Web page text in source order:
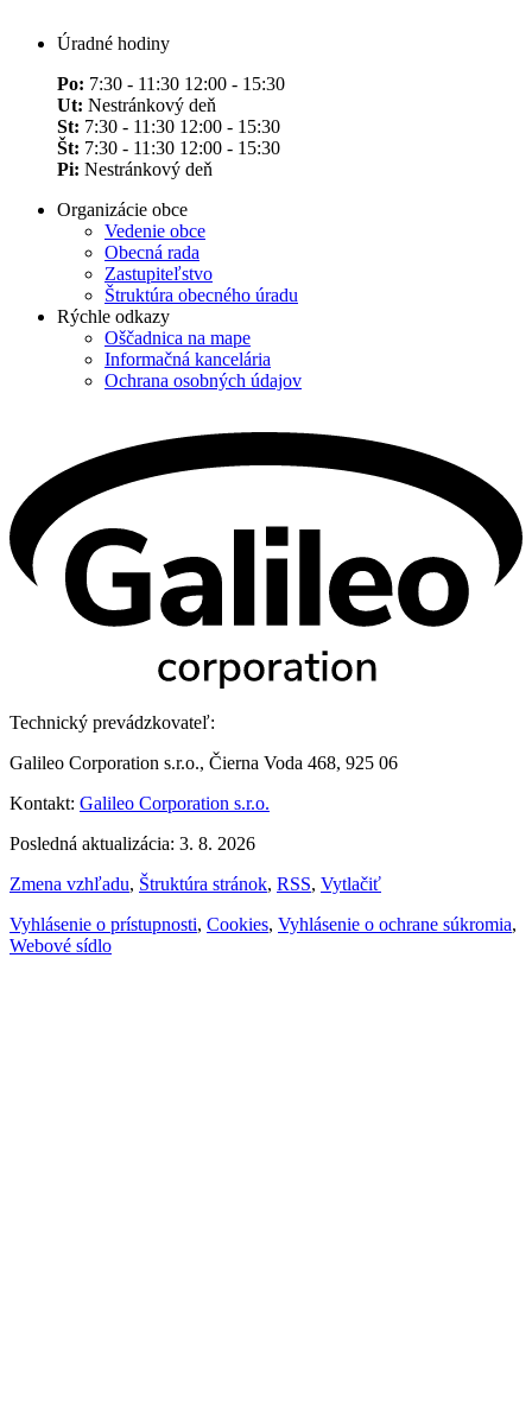
Úradné hodiny
Po: 7:30 - 11:30 12:00 - 15:30
Ut: Nestránkový deň
St: 7:30 - 11:30 12:00 - 15:30
Št: 7:30 - 11:30 12:00 - 15:30
Pi: Nestránkový deň
Organizácie obce
Vedenie obce
Obecná rada
Zastupiteľstvo
Štruktúra obecného úradu
Rýchle odkazy
Oščadnica na mape
Informačná kancelária
Ochrana osobných údajov
Technický prevádzkovateľ:
Galileo Corporation s.r.o., Čierna Voda 468, 925 06
Kontakt: Galileo Corporation s.r.o.
Posledná aktualizácia: 3. 8. 2026
Zmena vzhľadu, Štruktúra stránok, RSS, Vytlačiť
Vyhlásenie o prístupnosti, Cookies, Vyhlásenie o ochrane súkromia,
Webové sídlo